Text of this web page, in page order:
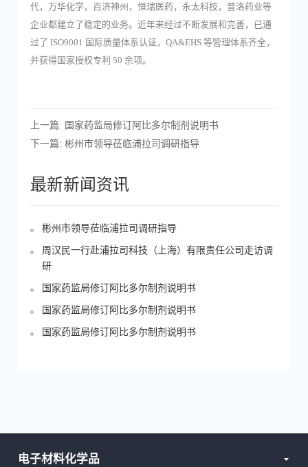
代，万华化学，百济神州，恒瑞医药，永太科技，普洛药业等
企业都建立了稳定的业务。近年来经过不断发展和完善，已通
过了 ISO9001 国际质量体系认证，QA&EHS 等管理体系齐全，
并获得国家授权专利 50 余项。
上一篇: 国家药监局修订阿比多尔制剂说明书
下一篇: 彬州市领导莅临浦拉司调研指导
最新新闻资讯
彬州市领导莅临浦拉司调研指导
周汉民一行赴浦拉司科技（上海）有限责任公司走访调
研
国家药监局修订阿比多尔制剂说明书
国家药监局修订阿比多尔制剂说明书
国家药监局修订阿比多尔制剂说明书
电子材料化学品